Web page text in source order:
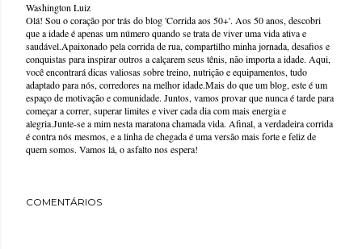
Washington Luiz
Olá! Sou o coração por trás do blog 'Corrida aos 50+'. Aos 50 anos, descobri
que a idade é apenas um número quando se trata de viver uma vida ativa e
saudável.Apaixonado pela corrida de rua, compartilho minha jornada, desafios e
conquistas para inspirar outros a calçarem seus tênis, não importa a idade. Aqui,
você encontrará dicas valiosas sobre treino, nutrição e equipamentos, tudo
adaptado para nós, corredores na melhor idade.Mais do que um blog, este é um
espaço de motivação e comunidade. Juntos, vamos provar que nunca é tarde para
começar a correr, superar limites e viver cada dia com mais energia e
alegria.Junte-se a mim nesta maratona chamada vida. Afinal, a verdadeira corrida
é contra nós mesmos, e a linha de chegada é uma versão mais forte e feliz de
quem somos. Vamos lá, o asfalto nos espera!
COMENTÁRIOS